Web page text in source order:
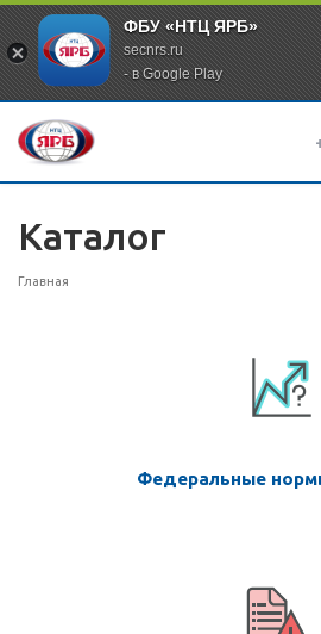
ФБУ «НТЦ ЯРБ»
secnrs.ru
- в Google Play
Каталог
Главная
Федеральные